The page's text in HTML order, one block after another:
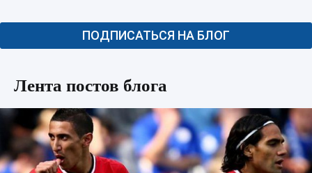
ПОДПИСАТЬСЯ НА БЛОГ
Лента постов блога